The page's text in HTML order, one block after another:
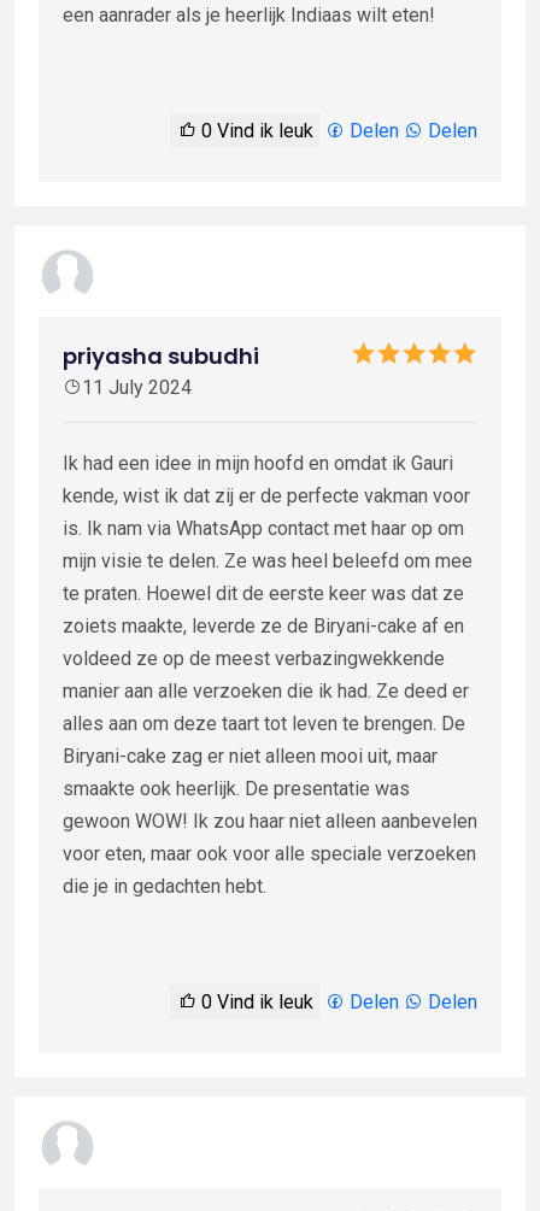
een aanrader als je heerlijk Indiaas wilt eten!
0 Vind ik leuk Delen Delen
priyasha subudhi
11 July 2024
Ik had een idee in mijn hoofd en omdat ik Gauri
kende, wist ik dat zij er de perfecte vakman voor
is. Ik nam via WhatsApp contact met haar op om
mijn visie te delen. Ze was heel beleefd om mee
te praten. Hoewel dit de eerste keer was dat ze
zoiets maakte, leverde ze de Biryani-cake af en
voldeed ze op de meest verbazingwekkende
manier aan alle verzoeken die ik had. Ze deed er
alles aan om deze taart tot leven te brengen. De
Biryani-cake zag er niet alleen mooi uit, maar
smaakte ook heerlijk. De presentatie was
gewoon WOW! Ik zou haar niet alleen aanbevelen
voor eten, maar ook voor alle speciale verzoeken
die je in gedachten hebt.
0 Vind ik leuk Delen Delen